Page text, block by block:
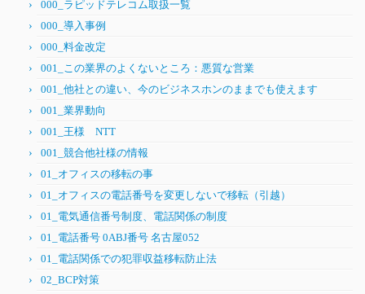
000_ラピッドテレコム取扱一覧
000_導入事例
000_料金改定
001_この業界のよくないところ：悪質な営業
001_他社との違い、今のビジネスホンのままでも使えます
001_業界動向
001_王様 NTT
001_競合他社様の情報
01_オフィスの移転の事
01_オフィスの電話番号を変更しないで移転（引越）
01_電気通信番号制度、電話関係の制度
01_電話番号 0ABJ番号 名古屋052
01_電話関係での犯罪収益移転防止法
02_BCP対策